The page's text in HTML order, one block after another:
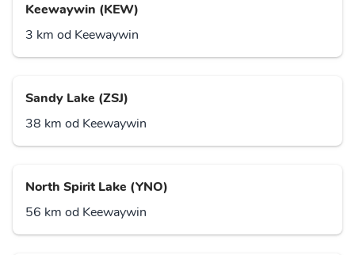
Keewaywin (KEW)
3 km od Keewaywin
Sandy Lake (ZSJ)
38 km od Keewaywin
North Spirit Lake (YNO)
56 km od Keewaywin